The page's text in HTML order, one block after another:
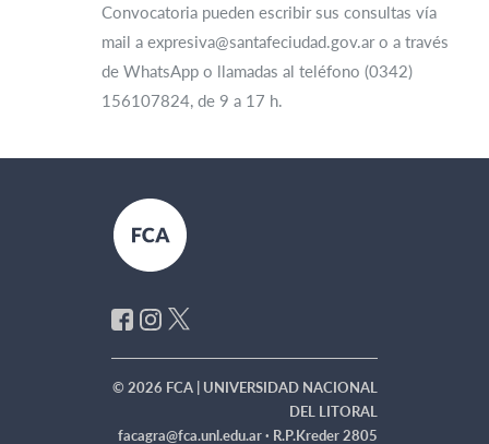
Convocatoria pueden escribir sus consultas vía
mail a expresiva@santafeciudad.gov.ar o a través
de WhatsApp o llamadas al teléfono (0342)
156107824, de 9 a 17 h.
© 2026 FCA | UNIVERSIDAD NACIONAL
DEL LITORAL
facagra@fca.unl.edu.ar · R.P.Kreder 2805